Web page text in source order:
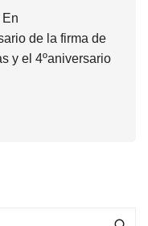
de la firma de
y el 4ºaniversario